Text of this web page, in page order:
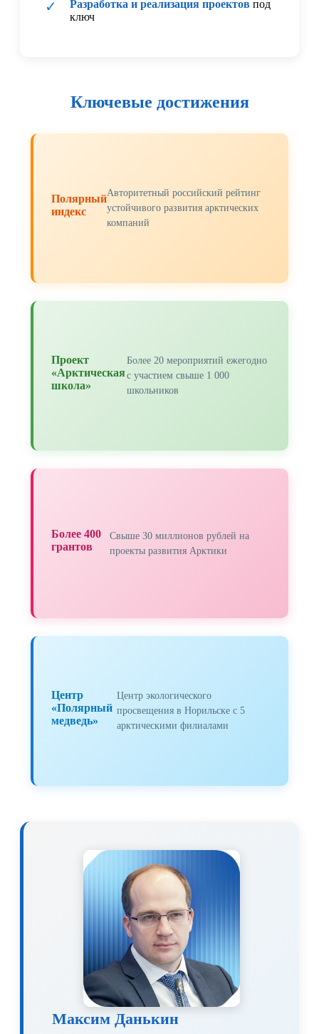
✓ Разработка и реализация проектов под
ключ
Ключевые достижения
Полярный
индекс
Авторитетный российский рейтинг
устойчивого развития арктических
компаний
Проект
«Арктическая
школа»
Более 20 мероприятий ежегодно
с участием свыше 1 000
школьников
Более 400
грантов
Свыше 30 миллионов рублей на
проекты развития Арктики
Центр
«Полярный
медведь»
Центр экологического
просвещения в Норильске с 5
арктическими филиалами
Максим Данькин